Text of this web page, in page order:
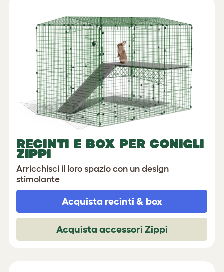
RECINTI E BOX PER CONIGLI
ZIPPI
Arricchisci il loro spazio con un design
stimolante
Acquista recinti & box
Acquista accessori Zippi